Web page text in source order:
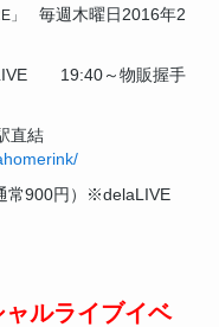
」 毎週木曜日2016年2
19:40～物販握手
直結
常900円）※delaLIVE
ャルライブイベ